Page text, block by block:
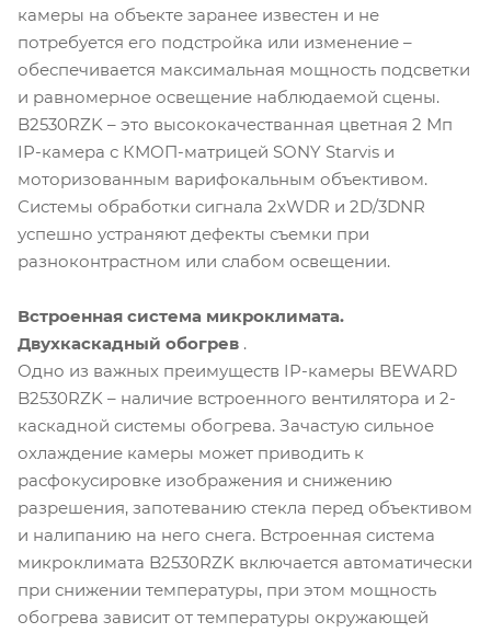
камеры на объекте заранее известен и не
потребуется его подстройка или изменение –
обеспечивается максимальная мощность подсветки
и равномерное освещение наблюдаемой сцены.
B2530RZK – это высококачестванная цветная 2 Мп
IP-камера с КМОП-матрицей SONY Starvis и
моторизованным варифокальным объективом.
Системы обработки сигнала 2хWDR и 2D/3DNR
успешно устраняют дефекты съемки при
разноконтрастном или слабом освещении.
Встроенная система микроклимата.
Двухкаскадный обогрев .
Одно из важных преимуществ IP-камеры BEWARD
B2530RZK – наличие встроенного вентилятора и 2-
каскадной системы обогрева. Зачастую сильное
охлаждение камеры может приводить к
расфокусировке изображения и снижению
разрешения, запотеванию стекла перед объективом
и налипанию на него снега. Встроенная система
микроклимата B2530RZK включается автоматически
при снижении температуры, при этом мощность
обогрева зависит от температуры окружающей